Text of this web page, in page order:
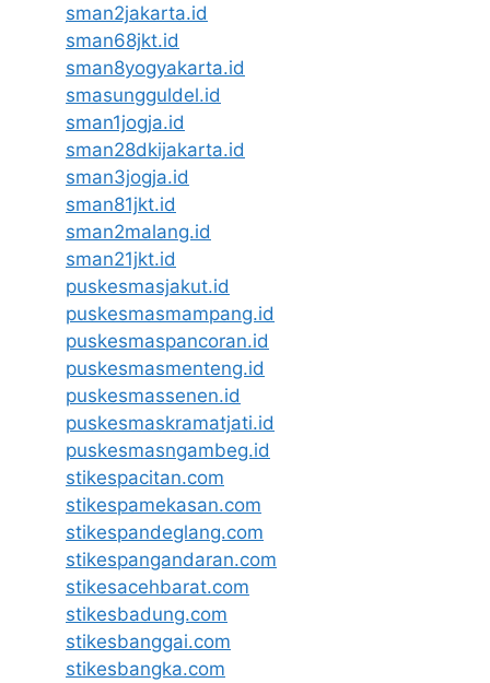
sman2jakarta.id
sman68jkt.id
sman8yogyakarta.id
smasungguldel.id
sman1jogja.id
sman28dkijakarta.id
sman3jogja.id
sman81jkt.id
sman2malang.id
sman21jkt.id
puskesmasjakut.id
puskesmasmampang.id
puskesmaspancoran.id
puskesmasmenteng.id
puskesmassenen.id
puskesmaskramatjati.id
puskesmasngambeg.id
stikespacitan.com
stikespamekasan.com
stikespandeglang.com
stikespangandaran.com
stikesacehbarat.com
stikesbadung.com
stikesbanggai.com
stikesbangka.com